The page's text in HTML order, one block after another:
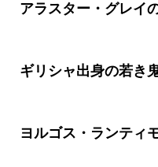
アラスター・グレイ
ギリシャ出身の若き
ヨルゴス・ランティ